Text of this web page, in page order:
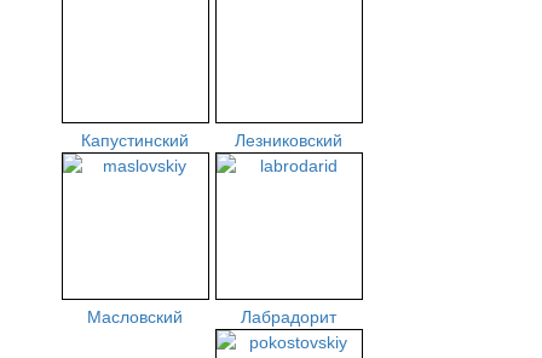
Капустинский Лезниковский
Масловский Лабрадорит